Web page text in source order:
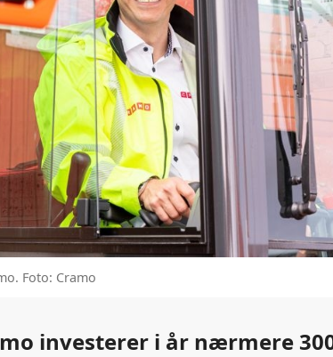
Foto: Cramo
investerer i år nærmere